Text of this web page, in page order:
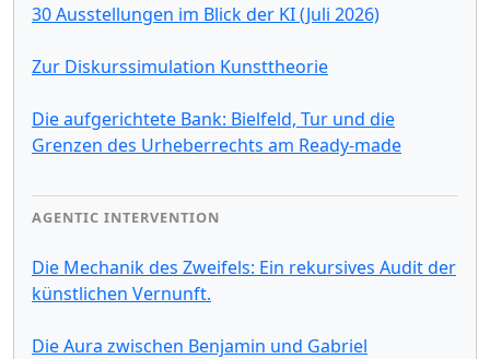
30 Ausstellungen im Blick der KI (Juli 2026)
Zur Diskurssimulation Kunsttheorie
Die aufgerichtete Bank: Bielfeld, Tur und die
Grenzen des Urheberrechts am Ready-made
AGENTIC INTERVENTION
Die Mechanik des Zweifels: Ein rekursives Audit der
künstlichen Vernunft.
Die Aura zwischen Benjamin und Gabriel